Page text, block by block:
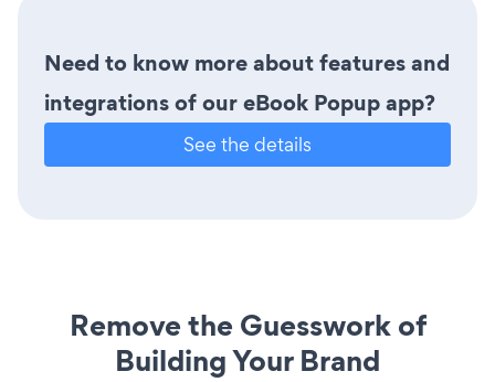
Need to know more about features and
integrations of our eBook Popup app?
See the details
Remove the Guesswork of
Building Your Brand